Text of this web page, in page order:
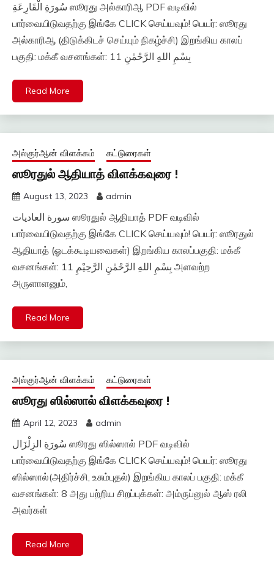
سُورَةِ الْقَارِعَةِ ஸூரது அல்காரிஆ PDF வடிவில்
பார்வையிடுவதற்கு இங்கே CLICK செய்யவும்! பெயர்: ஸூரது
அல்காரிஆ (திடுக்கிடச் செய்யும் நிகழ்ச்சி) இறங்கிய காலப்
பகுதி: மக்கீ வசனங்கள்: 11 بِسْمِ اللهِ الرَّحْمٰنِ
Read More
அல்குர்ஆன் விளக்கம் கட்டுரைகள்
ஸூரதுல் ஆதியாத் விளக்கவுரை !
August 13, 2023 admin
سورة العاديات ஸூரதுல் ஆதியாத் PDF வடிவில்
பார்வையிடுவதற்கு இங்கே CLICK செய்யவும்! பெயர்: ஸூரதுல்
ஆதியாத் (ஓடக்கூடியவைகள்) இறங்கிய காலப்பகுதி: மக்கீ
வசனங்கள்: 11 بِسْمِ اللهِ الرَّحْمٰنِ الرَّحِيْمِ அளவற்ற
அருளாளனும்,
Read More
அல்குர்ஆன் விளக்கம் கட்டுரைகள்
ஸூரது ஸில்ஸால் விளக்கவுரை !
April 12, 2023 admin
سُورَةِ الزِلْزَال ஸூரது ஸில்ஸால் PDF வடிவில்
பார்வையிடுவதற்கு இங்கே CLICK செய்யவும்! பெயர்: ஸூரது
ஸில்ஸால்(அதிர்ச்சி, உசும்புதல்) இறங்கிய காலப் பகுதி: மக்கீ
வசனங்கள்: 8 அது பற்றிய சிறப்புக்கள்: அம்ருப்னுல் ஆஸ் ரலி
அவர்கள்
Read More